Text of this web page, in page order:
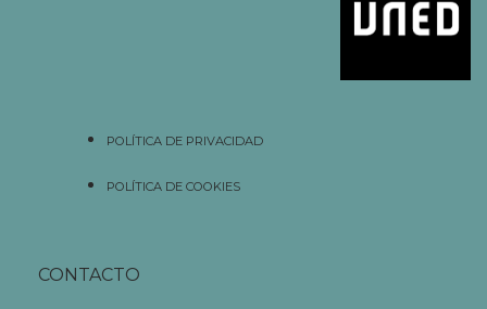
POLÍTICA DE PRIVACIDAD
POLÍTICA DE COOKIES
CONTACTO